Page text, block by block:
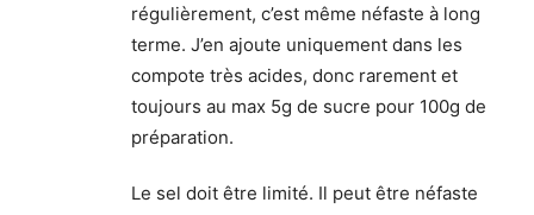
régulièrement, c’est même néfaste à long
terme. J’en ajoute uniquement dans les
compote très acides, donc rarement et
toujours au max 5g de sucre pour 100g de
préparation.
Le sel doit être limité. Il peut être néfaste